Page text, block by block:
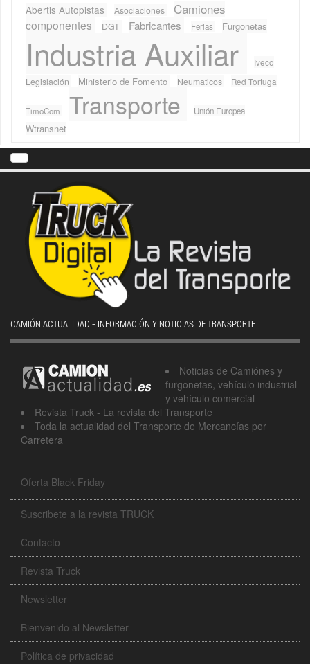
Abertis Autopistas Asociaciones Camiones
componentes DGT Fabricantes Ferias Furgonetas
Industria Auxiliar
Iveco
Legislación
Ministerio de Fomento Neumaticos Red Tortuga
TimoCom Transporte Unión Europea
Wtransnet
CAMIÓN ACTUALIDAD - INFORMACIÓN Y NOTICIAS DE TRANSPORTE
Noticias de Camiónes y
furgonetas, vehículo industrial
y vehículo comercial
Revista Truck - La revista del Transporte
Toda la actualidad del Transporte de Mercancías por
Carretera
Oferta Black Friday
Suscribete a la revista TRUCK
Contacto
Revista Truck
Newsletter
Bienvenido al Newsletter
Política de privacidad